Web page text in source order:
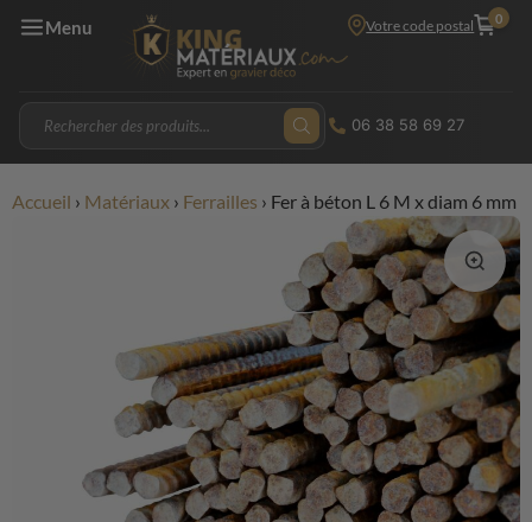
Menu Votre code postal 0
06 38 58 69 27
Accueil › Matériaux › Ferrailles › Fer à béton L 6 M x diam 6 mm